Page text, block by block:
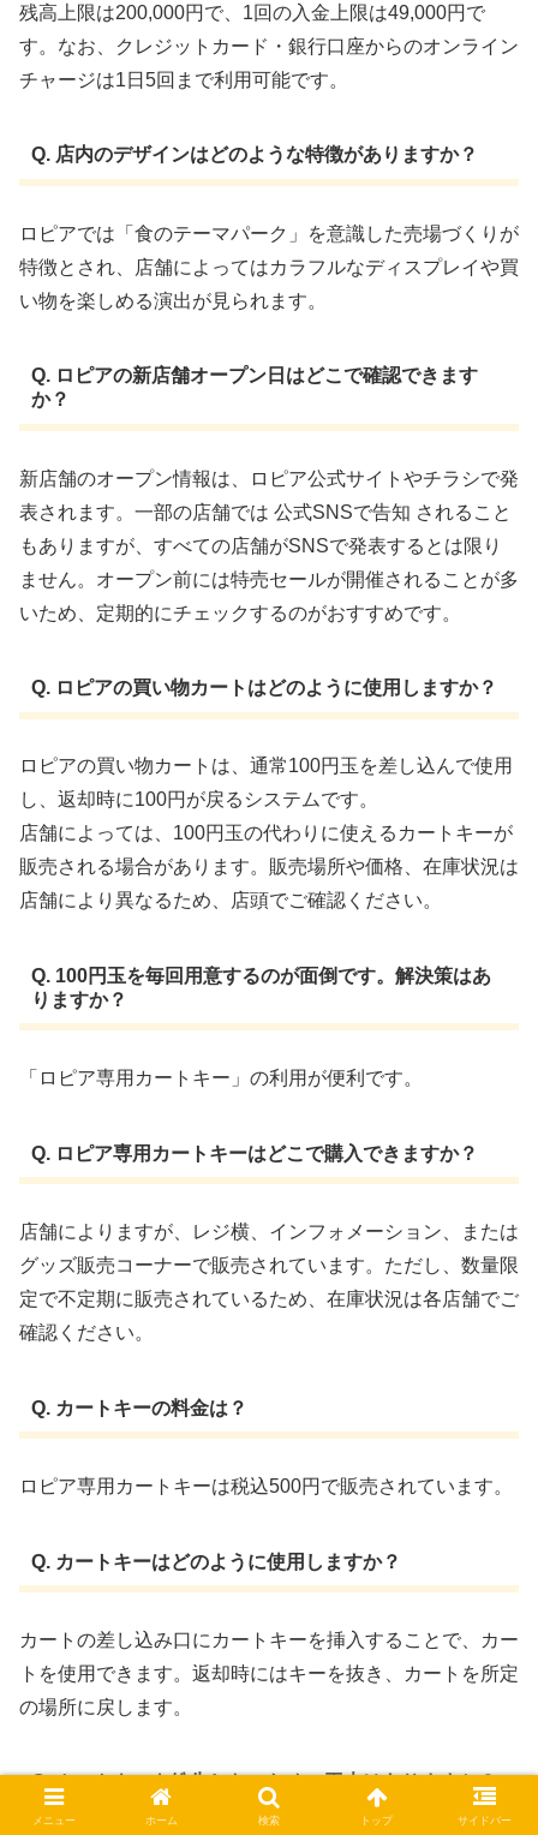
残高上限は200,000円で、1回の入金上限は49,000円で
す。なお、クレジットカード・銀行口座からのオンライン
チャージは1日5回まで利用可能です。
Q. 店内のデザインはどのような特徴がありますか？
ロピアでは「食のテーマパーク」を意識した売場づくりが
特徴とされ、店舗によってはカラフルなディスプレイや買
い物を楽しめる演出が見られます。
Q. ロピアの新店舗オープン日はどこで確認できます
か？
新店舗のオープン情報は、ロピア公式サイトやチラシで発
表されます。一部の店舗では 公式SNSで告知 されること
もありますが、すべての店舗がSNSで発表するとは限り
ません。オープン前には特売セールが開催されることが多
いため、定期的にチェックするのがおすすめです。
Q. ロピアの買い物カートはどのように使用しますか？
ロピアの買い物カートは、通常100円玉を差し込んで使用
し、返却時に100円が戻るシステムです。
店舗によっては、100円玉の代わりに使えるカートキーが
販売される場合があります。販売場所や価格、在庫状況は
店舗により異なるため、店頭でご確認ください。
Q. 100円玉を毎回用意するのが面倒です。解決策はあ
りますか？
「ロピア専用カートキー」の利用が便利です。​
Q. ロピア専用カートキーはどこで購入できますか？
店舗によりますが、レジ横、インフォメーション、または
グッズ販売コーナーで販売されています。​ただし、数量限
定で不定期に販売されているため、在庫状況は各店舗でご
確認ください。
Q. カートキーの料金は？
ロピア専用カートキーは税込500円で販売されています。 ​
Q. カートキーはどのように使用しますか？
カートの差し込み口にカートキーを挿入することで、カー
トを使用できます。​返却時にはキーを抜き、カートを所定
の場所に戻します。
Q. カートキーを紛失しないための工夫はありますか？
メニュー ホーム 検索 トップ サイドバー